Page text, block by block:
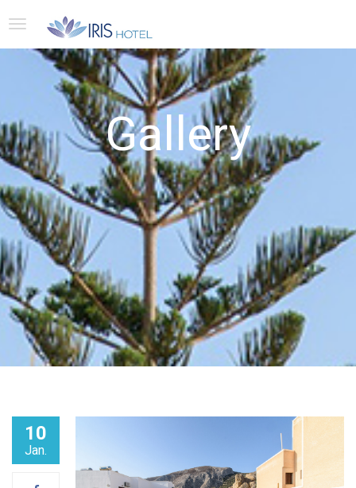
Gallery
10
Jan.